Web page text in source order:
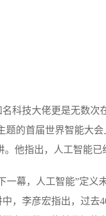
科技大佬更是无数次
题的首届世界智能大
他指出，人工智能已
一幕，人工智能”定义
，李彦宏指出，过去